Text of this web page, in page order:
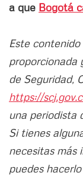
a que Bogotá
Este
proporcionada
de Seguridad,
https://
una periodista
Si tienes
necesitas más
puedes